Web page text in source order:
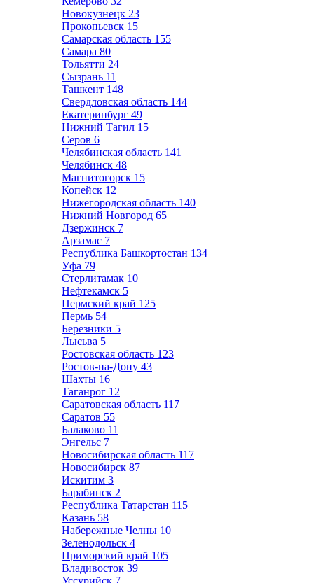
Новокузнецк 23
Прокопьевск 15
Самарская область 155
Самара 80
Тольятти 24
Сызрань 11
Ташкент 148
Свердловская область 144
Екатеринбург 49
Нижний Тагил 15
Серов 6
Челябинская область 141
Челябинск 48
Магнитогорск 15
Копейск 12
Нижегородская область 140
Нижний Новгород 65
Дзержинск 7
Арзамас 7
Республика Башкортостан 134
Уфа 79
Стерлитамак 10
Нефтекамск 5
Пермский край 125
Пермь 54
Березники 5
Лысьва 5
Ростовская область 123
Ростов-на-Дону 43
Шахты 16
Таганрог 12
Саратовская область 117
Саратов 55
Балаково 11
Энгельс 7
Новосибирская область 117
Новосибирск 87
Искитим 3
Барабинск 2
Республика Татарстан 115
Казань 58
Набережные Челны 10
Зеленодольск 4
Приморский край 105
Владивосток 39
Уссурийск 7